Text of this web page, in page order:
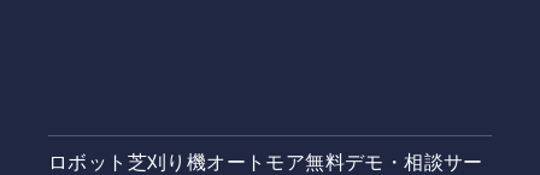
ロボット芝刈り機オートモア無料デモ・相談サー